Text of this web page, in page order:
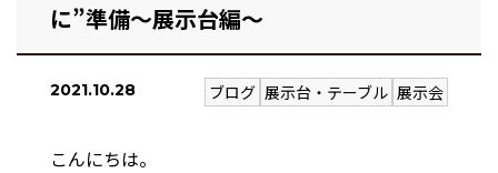
に”準備～展示台編～
2021.10.28 ブログ 展示台・テーブル 展示会
こんにちは。